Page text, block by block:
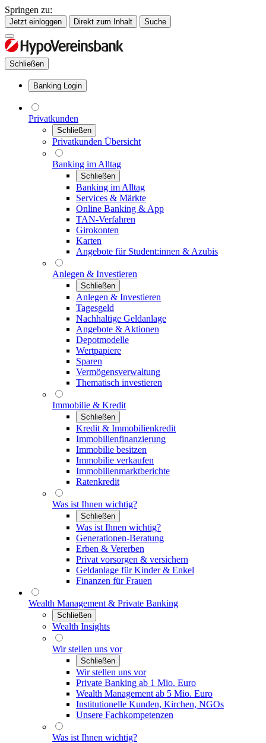
Springen zu:
Jetzt einloggen Direkt zum Inhalt Suche
Schließen
Banking Login
Privatkunden
Schließen
Privatkunden Übersicht
Banking im Alltag
Schließen
Banking im Alltag
Services & Märkte
Online Banking & App
TAN-Verfahren
Girokonten
Karten
Angebote für Student:innen & Azubis
Anlegen & Investieren
Schließen
Anlegen & Investieren
Tagesgeld
Nachhaltige Geldanlage
Angebote & Aktionen
Depotmodelle
Wertpapiere
Sparen
Vermögensverwaltung
Thematisch investieren
Immobilie & Kredit
Schließen
Kredit & Immobilienkredit
Immobilienfinanzierung
Immobilie besitzen
Immobilie verkaufen
Immobilienmarktberichte
Ratenkredit
Was ist Ihnen wichtig?
Schließen
Was ist Ihnen wichtig?
Generationen-Beratung
Erben & Vererben
Privat vorsorgen & versichern
Geldanlage für Kinder & Enkel
Finanzen für Frauen
Wealth Management & Private Banking
Schließen
Wealth Insights
Wir stellen uns vor
Schließen
Wir stellen uns vor
Private Banking ab 1 Mio. Euro
Wealth Management ab 5 Mio. Euro
Institutionelle Kunden, Kirchen, NGOs
Unsere Fachkompetenzen
Was ist Ihnen wichtig?